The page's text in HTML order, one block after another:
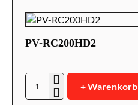
PV-RC200HD2
PV-
+ Warenkorb